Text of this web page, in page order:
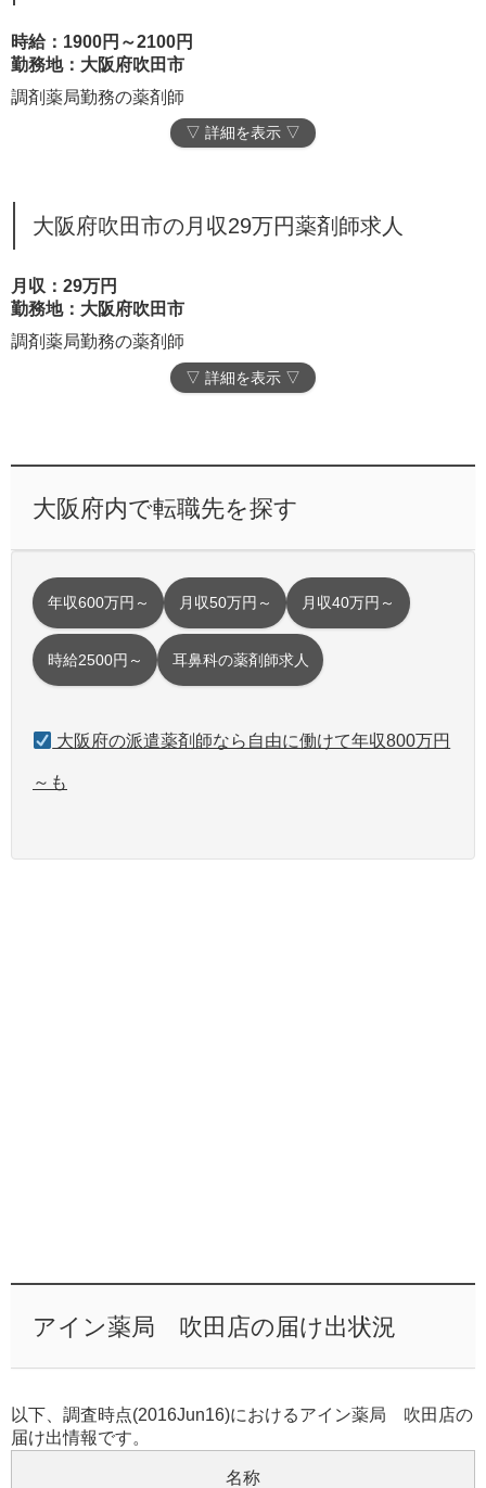
時給：1900円～2100円
勤務地：大阪府吹田市
調剤薬局勤務の薬剤師
▽ 詳細を表示 ▽
大阪府吹田市の月収29万円薬剤師求人
月収：29万円
勤務地：大阪府吹田市
調剤薬局勤務の薬剤師
▽ 詳細を表示 ▽
大阪府内で転職先を探す
年収600万円～ 月収50万円～ 月収40万円～
時給2500円～ 耳鼻科の薬剤師求人
大阪府の派遣薬剤師なら自由に働けて年収800万円
～も
アイン薬局 吹田店の届け出状況
以下、調査時点(2016Jun16)におけるアイン薬局 吹田店の
届け出情報です。
名称